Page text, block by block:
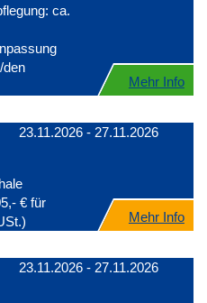
ca.
den
Mehr Info
23.11.2026 - 27.11.2026
€ für
Mehr Info
23.11.2026 - 27.11.2026